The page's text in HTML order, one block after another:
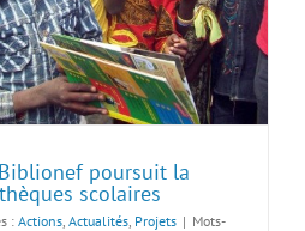
poursuit la
scolaires
:Actions Actualités Projets | Mots-